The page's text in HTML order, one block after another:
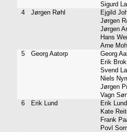
Sigurd
4
Jørgen Røhl
Ejgild
Jørgen
Jørgen
Hans
Arne
5
Georg Aatorp
Georg
Erik
Svend
Niels
Jørgen
Vagn
6
Erik Lund
Erik
Kate
Frank
Povl